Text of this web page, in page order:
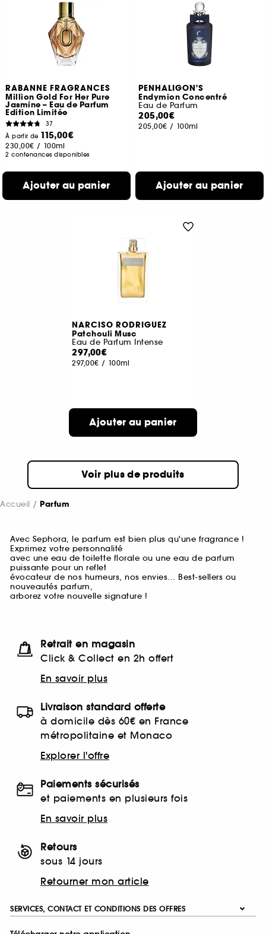
RABANNE FRAGRANCES
Million Gold For Her Pure
Jasmine – Eau de Parfum
Edition Limitée
37
À partir de 115,00€
230,00€ / 100ml
2 contenances disponibles
Ajouter au panier
PENHALIGON'S
Endymion Concentré
Eau de Parfum
205,00€
205,00€ / 100ml
Ajouter au panier
NARCISO RODRIGUEZ
Patchouli Musc
Eau de Parfum Intense
297,00€
297,00€ / 100ml
Ajouter au panier
Voir plus de produits
Accueil Parfum
Avec Sephora, le parfum est bien plus qu'une fragrance !
Exprimez votre personnalité
avec une eau de toilette florale ou une eau de parfum
puissante pour un reflet
évocateur de nos humeurs, nos envies... Best-sellers ou
nouveautés parfum,
arborez votre nouvelle signature !
Retrait en magasin
Click & Collect en 2h offert
En savoir plus
Livraison standard offerte
à domicile dès 60€ en France
métropolitaine et Monaco
Explorer l'offre
Paiements sécurisés
et paiements en plusieurs fois
En savoir plus
Retours
sous 14 jours
Retourner mon article
SERVICES, CONTACT ET CONDITIONS DES OFFRES